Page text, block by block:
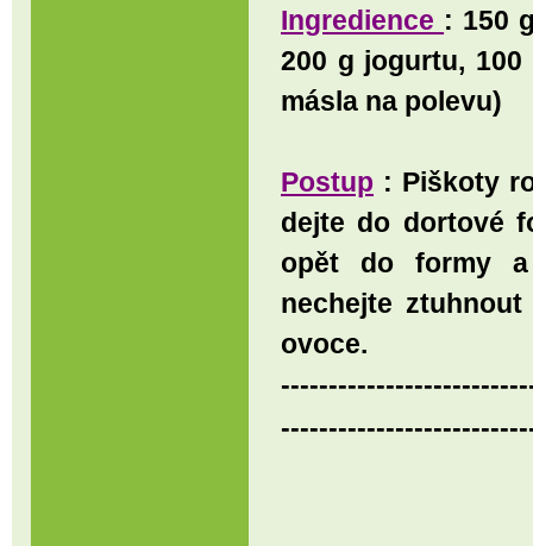
Ingredience : 150
200 g jogurtu,
másla na polevu)
Postup : Piškoty
dejte do dortové
opět do formy a
nechejte
ovoce.